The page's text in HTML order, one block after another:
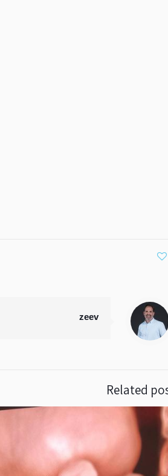
zeev
Related